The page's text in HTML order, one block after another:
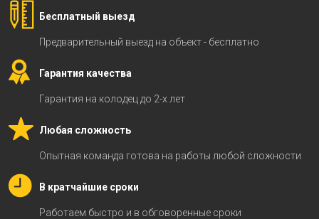
Бесплатный выезд
Предварительный выезд на объект - бесплатно
Гарантия качества
Гарантия на колодец до 2-х лет
Любая сложность
Опытная команда готова на работы любой сложности
В кратчайшие сроки
Работаем быстро и в обговоренные сроки